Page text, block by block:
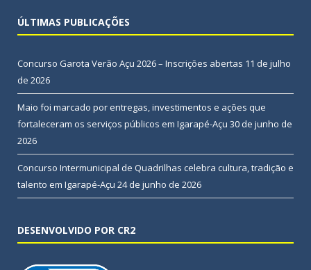
ÚLTIMAS PUBLICAÇÕES
Concurso Garota Verão Açu 2026 – Inscrições abertas 11 de julho
de 2026
Maio foi marcado por entregas, investimentos e ações que
fortaleceram os serviços públicos em Igarapé-Açu 30 de junho de
2026
Concurso Intermunicipal de Quadrilhas celebra cultura, tradição e
talento em Igarapé-Açu 24 de junho de 2026
DESENVOLVIDO POR CR2